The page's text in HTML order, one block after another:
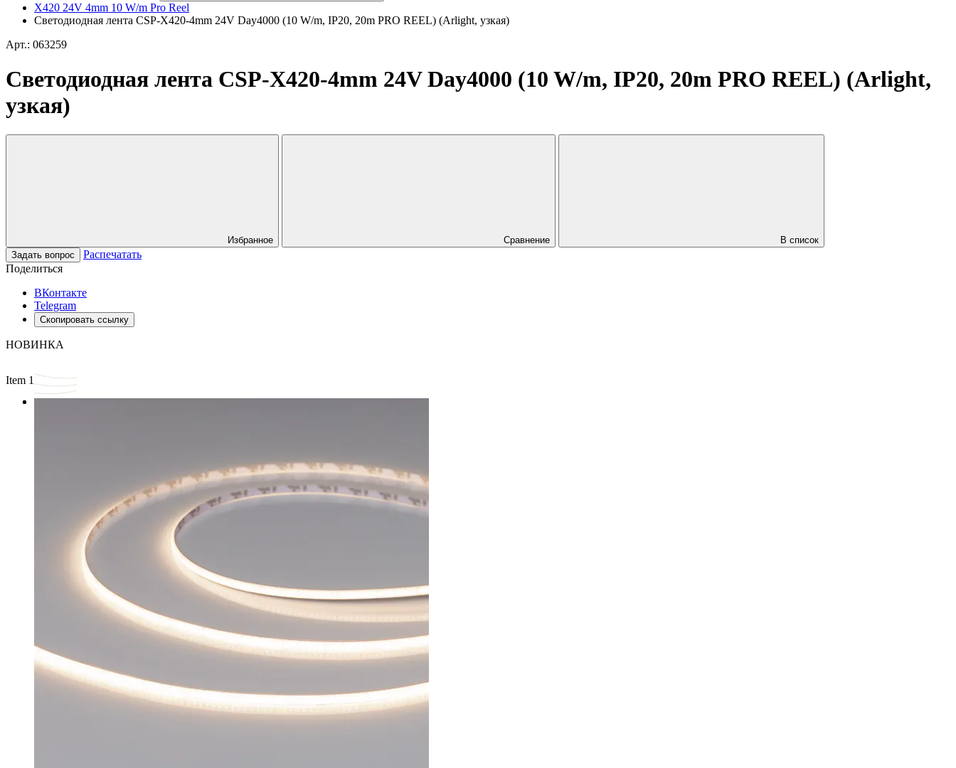
X420 24V 4mm 10 W/m Pro Reel
Светодиодная лента CSP-X420-4mm 24V Day4000 (10 W/m, IP20, 20m PRO REEL) (Arlight, узкая)
Арт.: 063259
Светодиодная лента CSP-X420-4mm 24V Day4000 (10 W/m, IP20, 20m PRO REEL) (Arlight,
узкая)
Избранное Сравнение
В список
Задать вопрос
Распечатать
Поделиться
ВКонтакте
Telegram
Скопировать ссылку
НОВИНКА
Item 1 of 3